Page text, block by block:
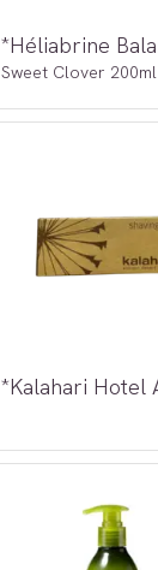
Sweet Clover 200ml